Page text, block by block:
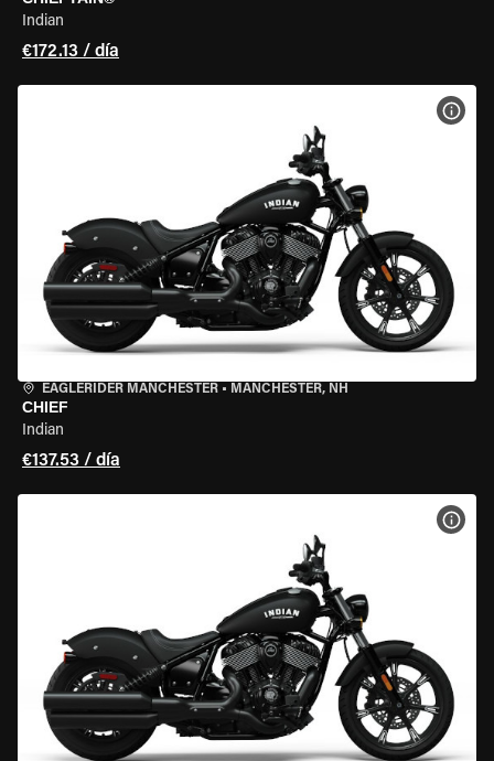
Indian
€172.13 / día
EAGLERIDER MANCHESTER • MANCHESTER, NH
CHIEF
Indian
€137.53 / día
VER
VER